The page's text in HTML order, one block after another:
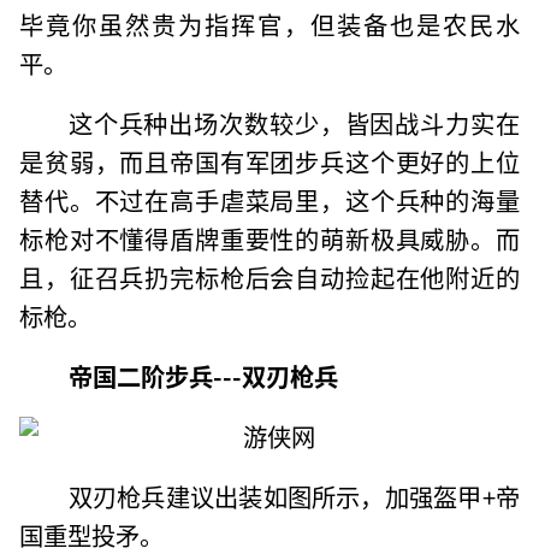
毕竟你虽然贵为指挥官，但装备也是农民水
平。
这个兵种出场次数较少，皆因战斗力实在
是贫弱，而且帝国有军团步兵这个更好的上位
替代。不过在高手虐菜局里，这个兵种的海量
标枪对不懂得盾牌重要性的萌新极具威胁。而
且，征召兵扔完标枪后会自动捡起在他附近的
标枪。
帝国二阶步兵---双刃枪兵
双刃枪兵建议出装如图所示，加强盔甲+帝
国重型投矛。